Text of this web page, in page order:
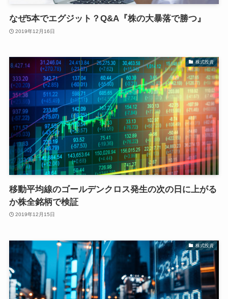
なぜ5本でエグジット？Q&A『株の大暴落で勝つ』
2019年12月16日
株式投資
移動平均線のゴールデンクロス発生の次の日に上がる
か株全銘柄で検証
2019年12月15日
株式投資